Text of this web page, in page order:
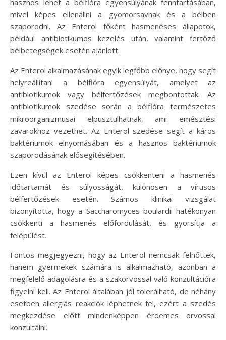
mivel képes ellenállni a gyomorsavnak és a bélben
szaporodni. Az Enterol főként hasmenéses állapotok,
például antibiotikumos kezelés után, valamint fertőző
bélbetegségek esetén ajánlott.
Az Enterol alkalmazásának egyik legfőbb előnye, hogy segít
helyreállítani a bélflóra egyensúlyát, amelyet az
antibiotikumok vagy bélfertőzések megbontottak. Az
antibiotikumok szedése során a bélflóra természetes
mikroorganizmusai elpusztulhatnak, ami emésztési
zavarokhoz vezethet. Az Enterol szedése segít a káros
baktériumok elnyomásában és a hasznos baktériumok
szaporodásának elősegítésében.
Ezen kívül az Enterol képes csökkenteni a hasmenés
időtartamát és súlyosságát, különösen a vírusos
bélfertőzések esetén. Számos klinikai vizsgálat
bizonyította, hogy a Saccharomyces boulardii hatékonyan
csökkenti a hasmenés előfordulását, és gyorsítja a
felépülést.
Fontos megjegyezni, hogy az Enterol nemcsak felnőttek,
hanem gyermekek számára is alkalmazható, azonban a
megfelelő adagolásra és a szakorvossal való konzultációra
figyelni kell. Az Enterol általában jól tolerálható, de néhány
esetben allergiás reakciók léphetnek fel, ezért a szedés
megkezdése előtt mindenképpen érdemes orvossal
konzultálni.